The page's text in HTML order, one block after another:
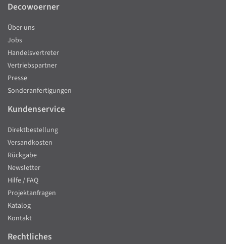
Decowoerner
Über uns
Jobs
Handelsvertreter
Vertriebspartner
Presse
Sonderanfertigungen
Kundenservice
Direktbestellung
Versandkosten
Rückgabe
Newsletter
Hilfe / FAQ
Projektanfragen
Katalog
Kontakt
Rechtliches